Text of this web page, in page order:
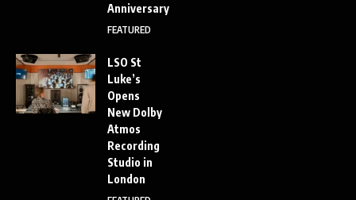
Anniversary
FEATURED
LSO St
Luke’s
Opens
New Dolby
Atmos
Recording
Studio in
London